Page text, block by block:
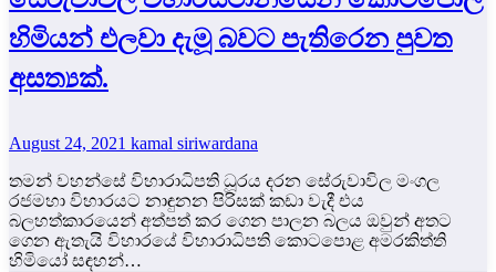
හිමියන් එලවා දැමූ බවට පැතිරෙන පුවත
අසත්‍යක්.
August 24, 2021 kamal siriwardana
තමන් වහන්සේ විහාරාධිපති ධූරය දරන සේරුවාවිල මංගල
රජමහා විහාරයට නාඳුනන පිරිසක් කඩා වැදී එය
බලහත්කාරයෙන් අත්පත් කර ගෙන පාලන බලය ඔවුන් අතට
ගෙන ඇතැයි විහාරයේ විහාරාධිපති කොටපොළ අමරකිත්ති
හිමියෝ සඳහන්…